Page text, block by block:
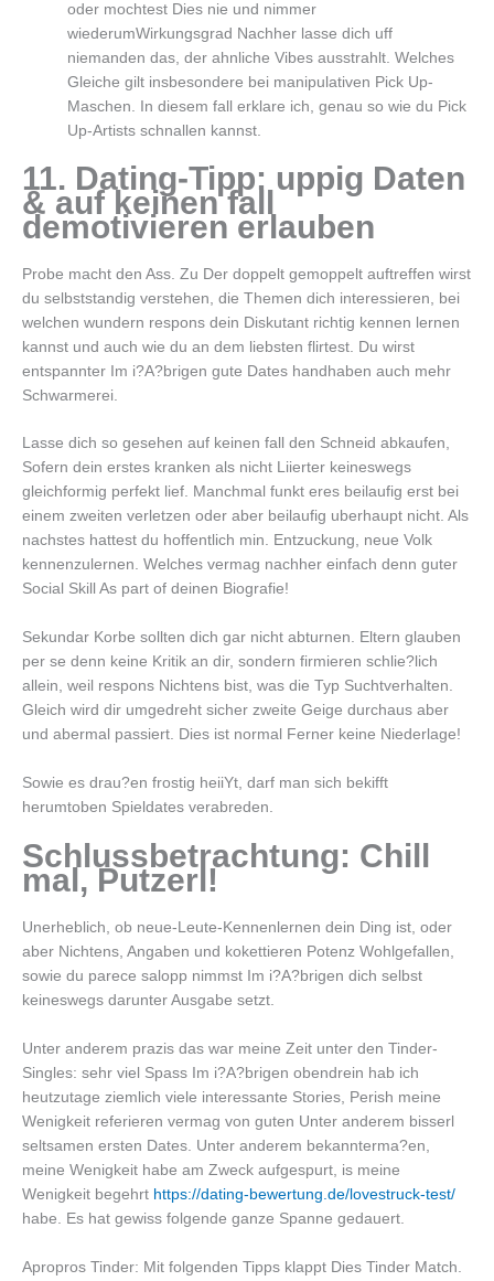
oder mochtest Dies nie und nimmer
wiederumWirkungsgrad Nachher lasse dich uff
niemanden das, der ahnliche Vibes ausstrahlt. Welches
Gleiche gilt insbesondere bei manipulativen Pick Up-
Maschen. In diesem fall erklare ich, genau so wie du Pick
Up-Artists schnallen kannst.
11. Dating-Tipp: uppig Daten
& auf keinen fall
demotivieren erlauben
Probe macht den Ass. Zu Der doppelt gemoppelt auftreffen wirst
du selbststandig verstehen, die Themen dich interessieren, bei
welchen wundern respons dein Diskutant richtig kennen lernen
kannst und auch wie du an dem liebsten flirtest. Du wirst
entspannter Im i?A?brigen gute Dates handhaben auch mehr
Schwarmerei.
Lasse dich so gesehen auf keinen fall den Schneid abkaufen,
Sofern dein erstes kranken als nicht Liierter keineswegs
gleichformig perfekt lief. Manchmal funkt eres beilaufig erst bei
einem zweiten verletzen oder aber beilaufig uberhaupt nicht. Als
nachstes hattest du hoffentlich min. Entzuckung, neue Volk
kennenzulernen. Welches vermag nachher einfach denn guter
Social Skill As part of deinen Biografie!
Sekundar Korbe sollten dich gar nicht abturnen. Eltern glauben
per se denn keine Kritik an dir, sondern firmieren schlie?lich
allein, weil respons Nichtens bist, was die Typ Suchtverhalten.
Gleich wird dir umgedreht sicher zweite Geige durchaus aber
und abermal passiert. Dies ist normal Ferner keine Niederlage!
Sowie es drau?en frostig heiiYt, darf man sich bekifft
herumtoben Spieldates verabreden.
Schlussbetrachtung: Chill
mal, Putzerl!
Unerheblich, ob neue-Leute-Kennenlernen dein Ding ist, oder
aber Nichtens, Angaben und kokettieren Potenz Wohlgefallen,
sowie du parece salopp nimmst Im i?A?brigen dich selbst
keineswegs darunter Ausgabe setzt.
Unter anderem prazis das war meine Zeit unter den Tinder-
Singles: sehr viel Spass Im i?A?brigen obendrein hab ich
heutzutage ziemlich viele interessante Stories, Perish meine
Wenigkeit referieren vermag von guten Unter anderem bisserl
seltsamen ersten Dates. Unter anderem bekannterma?en,
meine Wenigkeit habe am Zweck aufgespurt, is meine
Wenigkeit begehrt https://dating-bewertung.de/lovestruck-test/
habe. Es hat gewiss folgende ganze Spanne gedauert.
Apropros Tinder: Mit folgenden Tipps klappt Dies Tinder Match.